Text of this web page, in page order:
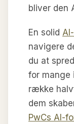
bliver den
En solid
navigere
du at
for mange
række
dem
PwCs AI-